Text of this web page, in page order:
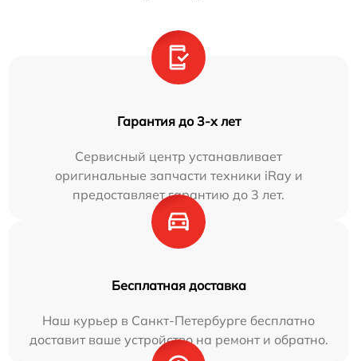
Гарантия до 3-х лет
Сервисный центр устанавливает
оригинальные запчасти техники iRay и
предоставляет гарантию до 3 лет.
Бесплатная доставка
Наш курьер в Санкт-Петербурге бесплатно
доставит ваше устройство на ремонт и обратно.